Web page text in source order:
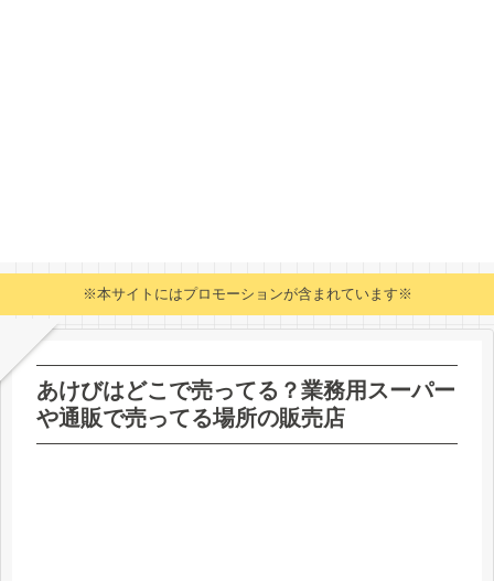
※本サイトにはプロモーションが含まれています※
あけびはどこで売ってる？業務用スーパー
や通販で売ってる場所の販売店